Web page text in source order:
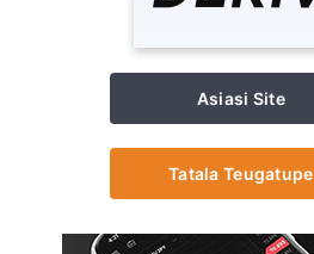
Asiasi Site
Tatala Teugatupe